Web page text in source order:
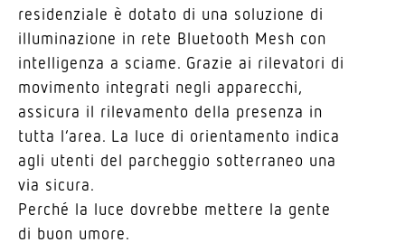
resi­den­ziale è dotato di una solu­zione di
illu­mi­na­zione in rete Blue­tooth Mesh con
intel­li­genza a sciame. Grazie ai rile­vatori di
movi­mento inte­grati negli appa­recchi,
assicura il rile­va­mento della presenza in
tutta l’area. La luce di orien­ta­mento indica
agli utenti del parcheggio sotter­raneo una
via sicura.
Perché la luce dovrebbe mettere la gente
di buon umore.